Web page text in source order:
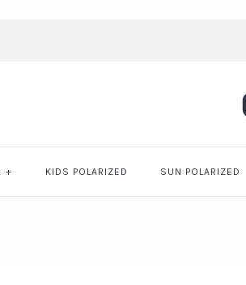
+ KIDS POLARIZED SUN POLARIZED